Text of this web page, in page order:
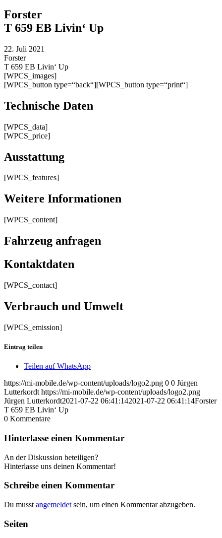
Forster
T 659 EB Livin‘ Up
22. Juli 2021
Forster
T 659 EB Livin‘ Up
[WPCS_images]
[WPCS_button type=“back“][WPCS_button type=“print“]
Technische Daten
[WPCS_data]
[WPCS_price]
Ausstattung
[WPCS_features]
Weitere Informationen
[WPCS_content]
Fahrzeug anfragen
Kontaktdaten
[WPCS_contact]
Verbrauch und Umwelt
[WPCS_emission]
Eintrag teilen
Teilen auf WhatsApp
https://mi-mobile.de/wp-content/uploads/logo2.png 0 0 Jürgen
Lutterkordt https://mi-mobile.de/wp-content/uploads/logo2.png
Jürgen Lutterkordt2021-07-22 06:41:142021-07-22 06:41:14Forster
T 659 EB Livin‘ Up
0 Kommentare
Hinterlasse einen Kommentar
An der Diskussion beteiligen?
Hinterlasse uns deinen Kommentar!
Schreibe einen Kommentar
Du musst angemeldet sein, um einen Kommentar abzugeben.
Seiten